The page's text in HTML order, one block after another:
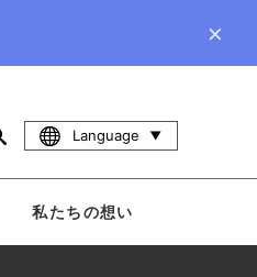
×
Language
私たちの想い